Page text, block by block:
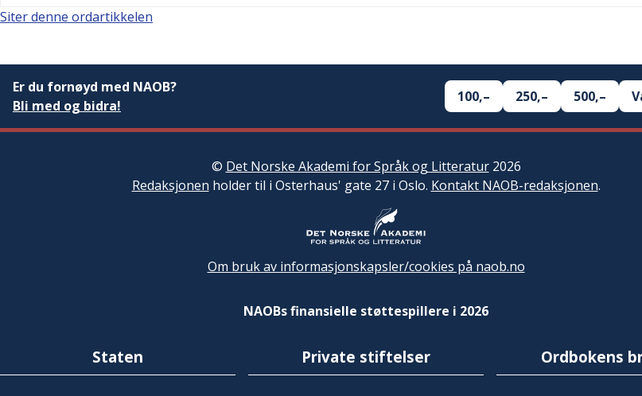
Siter denne ordartikkelen
Er du fornøyd med NAOB?
Bli med og bidra!
100,– 250,– 500,–
© Det Norske Akademi for Språk og Litteratur2026
Redaksjonen holder til i Osterhaus' gate 27 i Oslo. Kontakt NAOB-redaksjonen.
Om bruk av informasjonskapsler/cookies på naob.no
NAOBs finansielle støttespillere i 2026
Staten Private stiftelser Ordbokens